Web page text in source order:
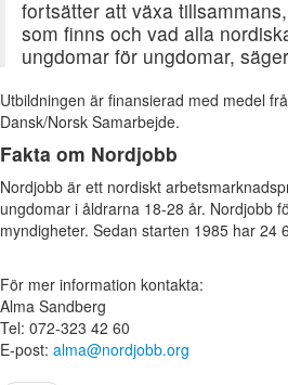
fortsätter att växa
som finns och vad alla
ungdomar för ungdomar,
Utbildningen är finansierad med medel
Dansk/Norsk Samarbejde.
Fakta om Nordjobb
Nordjobb är ett nordiskt
ungdomar i åldrarna 18-28 år. Nordjobb
myndigheter. Sedan starten 1985 har 24
För mer information kontakta:
Alma Sandberg
Tel: 072-323 42 60
E-post: alma@nordjobb.org